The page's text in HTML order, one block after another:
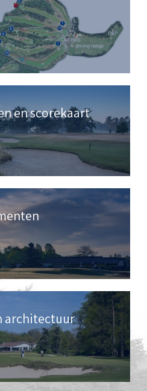
en scorekaart
architectuur